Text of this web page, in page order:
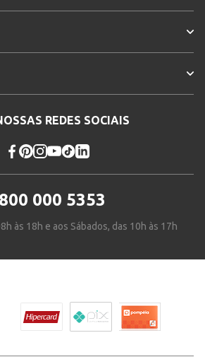
REDES SOCIAIS
000 5353
às 18h e aos Sábados, das 10h às 17h